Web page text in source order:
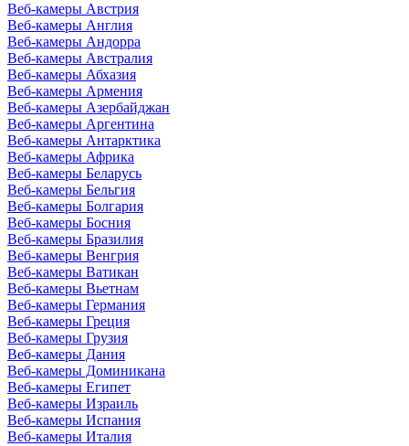
Веб-камеры Австрия
Веб-камеры Англия
Веб-камеры Андорра
Веб-камеры Австралия
Веб-камеры Абхазия
Веб-камеры Армения
Веб-камеры Азербайджан
Веб-камеры Аргентина
Веб-камеры Антарктика
Веб-камеры Африка
Веб-камеры Беларусь
Веб-камеры Бельгия
Веб-камеры Болгария
Веб-камеры Босния
Веб-камеры Бразилия
Веб-камеры Венгрия
Веб-камеры Ватикан
Веб-камеры Вьетнам
Веб-камеры Германия
Веб-камеры Греция
Веб-камеры Грузия
Веб-камеры Дания
Веб-камеры Доминикана
Веб-камеры Египет
Веб-камеры Израиль
Веб-камеры Испания
Веб-камеры Италия